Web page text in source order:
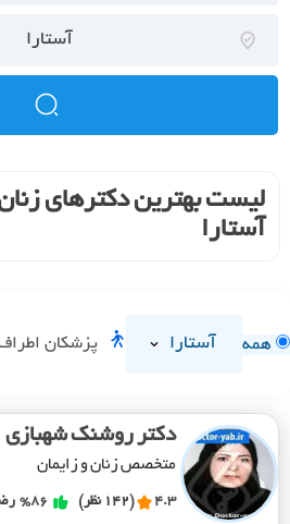
آستارا
لیست بهترین دکترهای
آستارا
همه آستارا پزشکان
دکتر روشنک شهبازی
متخصص زنان و زایمان
4.3 (142 نظر) %86